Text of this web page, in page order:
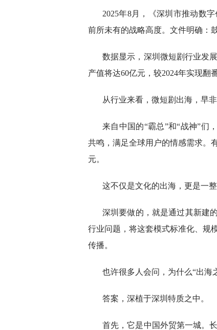
2025年8月，《深圳市推动数
前所未有的战略高度。文件明确：
数据显示，深圳微短剧行业发
产值将达60亿元，较2024年实现翻番
从行业来看，微短剧出海，早
来自中国的“霸总”和“战神”们
共鸣，满足全球用户的情感需求。
元。
这不仅是文化的出海，更是一
深圳要做的，就是通过其新建
行业问题，将这套模式标准化、规
传播。
也许很多人会问，为什么“出海
答案，深植于深圳特质之中。
首先，它是中国外贸第一城。